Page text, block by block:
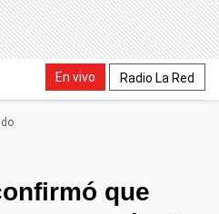
En vivo Radio La Red
que